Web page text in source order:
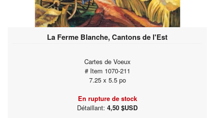
La Ferme Blanche, Cantons de l'Est
Cartes de Voeux
# Item 1070-211
7.25 x 5.5 po
En rupture de stock
Détaillant: 4,50 $USD